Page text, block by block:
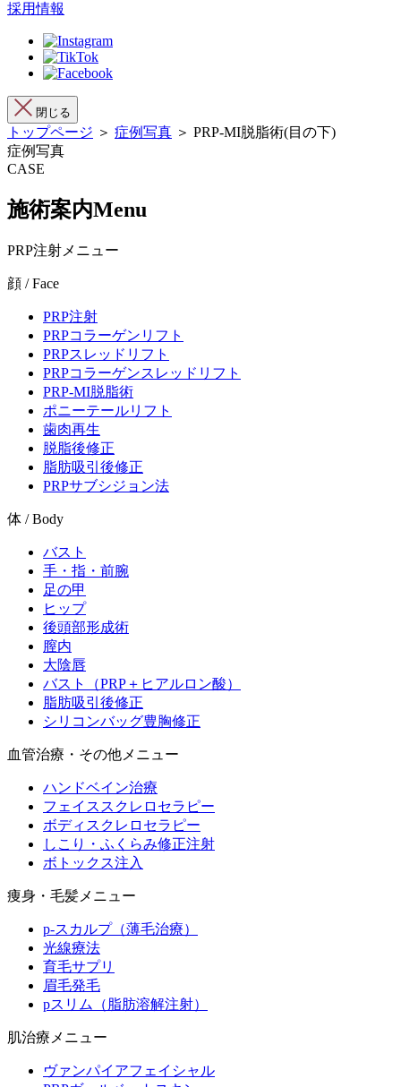
採用情報
閉じる
トップページ ＞ 症例写真 ＞ PRP-MI脱脂術(目の下)
症例写真
CASE
施術案内Menu
PRP注射メニュー
顔 / Face
PRP注射
PRPコラーゲンリフト
PRPスレッドリフト
PRPコラーゲンスレッドリフト
PRP-MI脱脂術
ポニーテールリフト
歯肉再生
脱脂後修正
脂肪吸引後修正
PRPサブシジョン法
体 / Body
バスト
手・指・前腕
足の甲
ヒップ
後頭部形成術
膣内
大陰唇
バスト（PRP＋ヒアルロン酸）
脂肪吸引後修正
シリコンバッグ豊胸修正
血管治療・その他メニュー
ハンドベイン治療
フェイススクレロセラピー
ボディスクレロセラピー
しこり・ふくらみ修正注射
ボトックス注入
痩身・毛髪メニュー
p-スカルプ（薄毛治療）
光線療法
育毛サプリ
眉毛発毛
pスリム（脂肪溶解注射）
肌治療メニュー
ヴァンパイアフェイシャル